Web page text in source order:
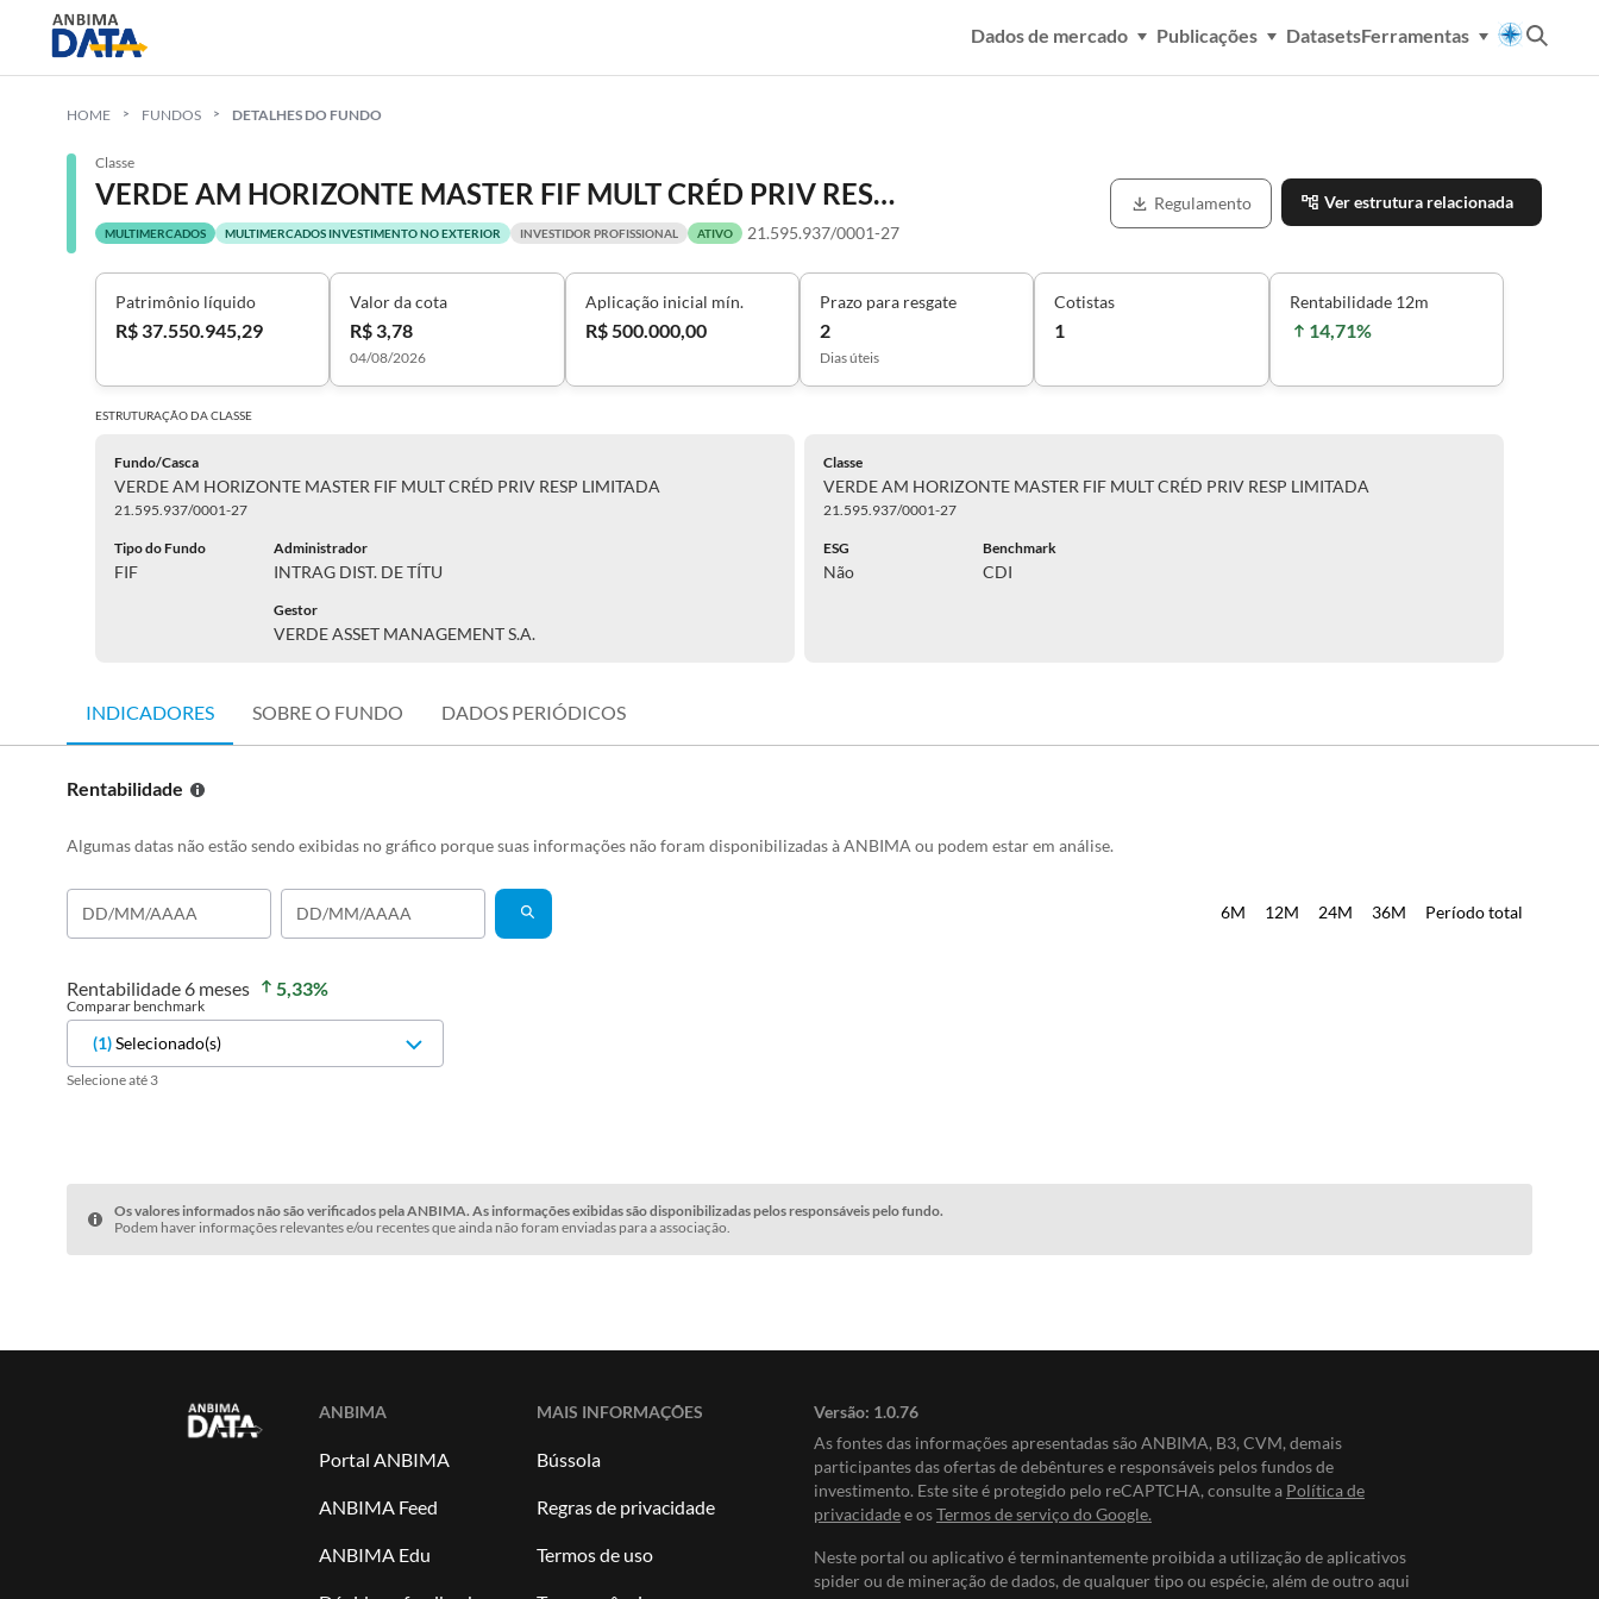
Dados de mercado Publicações DatasetsFerramentas
HOME FUNDOS DETALHES DO FUNDO
Classe
VERDE AM HORIZONTE MASTER FIF MULT CRÉD PRIV RESP LIMITADA
MULTIMERCADOS MULTIMERCADOS INVESTIMENTO NO EXTERIOR INVESTIDOR PROFISSIONAL ATIVO 21.595.937/0001-27
Regulamento Ver estrutura relacionada
Patrimônio líquido
R$ 37.550.945,29
Valor da cota
R$ 3,78
04/08/2026
Aplicação inicial mín.
R$ 500.000,00
Prazo para resgate
2
Dias úteis
Cotistas
1
Rentabilidade 12m
14,71%
ESTRUTURAÇÃO DACLASSE
Fundo/Casca
VERDE AM HORIZONTE MASTER FIF MULT CRÉD PRIV RESP LIMITADA
21.595.937/0001-27
Tipo do Fundo
FIF
Administrador
INTRAG DIST. DE TÍTU
Gestor
VERDE ASSET MANAGEMENT S.A.
Classe
VERDE AM HORIZONTE MASTER FIF MULT CRÉD PRIV RESP LIMITADA
21.595.937/0001-27
ESG
Não
Benchmark
CDI
INDICADORES SOBRE O FUNDO DADOS PERIÓDICOS
Rentabilidade
Algumas datas não estão sendo exibidas no gráfico porque suas informações não foram disponibilizadas à ANBIMA ou podem estar em análise.
6M 12M 24M 36M Período total
Rentabilidade 6 meses 5,33%
Comparar benchmark
(1)Selecionado(s)
Selecione até 3
Os valores informados não são verificados pela ANBIMA. As informações exibidas são disponibilizadas pelos responsáveis pelo fundo.
Podem haver informações relevantes e/ou recentes que ainda não foram enviadas para a associação.
ANBIMA
Portal ANBIMA
ANBIMA Feed
ANBIMA Edu
MAIS INFORMAÇÕES
Bússola
Regras de privacidade
Termos de uso
Versão: 1.0.76
As fontes das informações apresentadas são ANBIMA, B3, CVM, demais
participantes das ofertas de debêntures e responsáveis pelos fundos de
investimento. Este site é protegido pelo reCAPTCHA, consulte a Política de
privacidadee osTermos de serviço do Google.
Neste portal ou aplicativo é terminantemente proibida a utilização de aplicativos
spider ou de mineração de dados, de qualquer tipo ou espécie, além de outro aqui